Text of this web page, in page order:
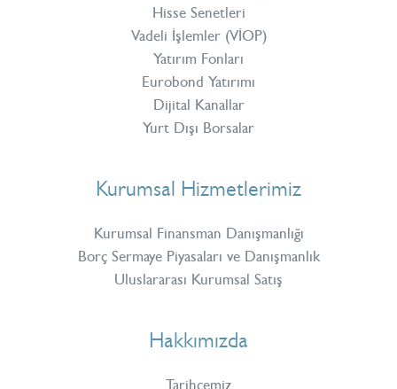
Hisse Senetleri
Vadeli İşlemler (VİOP)
Yatırım Fonları
Eurobond Yatırımı
Dijital Kanallar
Yurt Dışı Borsalar
Kurumsal Hizmetlerimiz
Kurumsal Finansman Danışmanlığı
Borç Sermaye Piyasaları ve Danışmanlık
Uluslararası Kurumsal Satış
Hakkımızda
Tarihçemiz